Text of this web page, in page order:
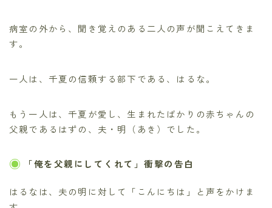
病室の外から、聞き覚えのある二人の声が聞こえてきま
す。
一人は、千夏の信頼する部下である、はるな。
もう一人は、千夏が愛し、生まれたばかりの赤ちゃんの
父親であるはずの、夫・明（あき）でした。
「俺を父親にしてくれて」衝撃の告白
はるなは、夫の明に対して「こんにちは」と声をかけま